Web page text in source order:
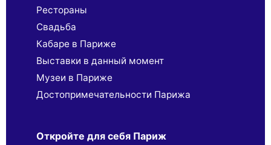
Рестораны
Свадьба
Кабаре в Париже
Выставки в данный момент
Музеи в Париже
Достопримечательности Парижа
Откройте для себя Париж